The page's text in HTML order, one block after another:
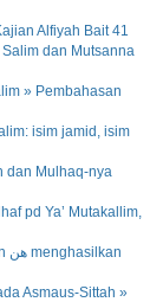
Alfiyah Bait 41
dan Mutsanna
» Pembahasan
isim jamid, isim
dan Mulhaq-nya
pd Ya’ Mutakallim,